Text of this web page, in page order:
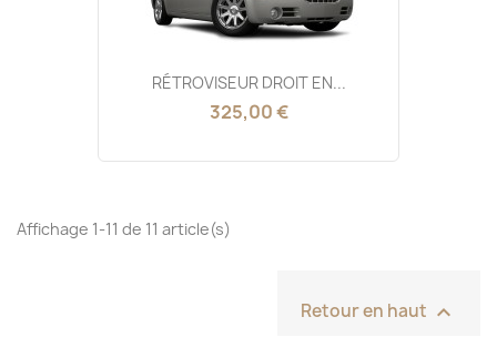
RÉTROVISEUR DROIT EN...
325,00 €
Affichage 1-11 de 11 article(s)
Retour en haut 